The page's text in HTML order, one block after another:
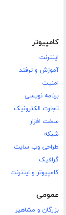
کامپیوتر
اینترنت
آموزش و ترفند
امنیت
برنامه نویسی
تجارت الکترونیک
سخت افزار
شبکه
طراحی وب سایت
گرافیک
کامپیوتر و اینترنت
عمومی
بزرگان و مشاهیر